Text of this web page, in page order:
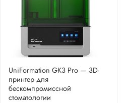
UniFormation GK3 Pro — 3D-
принтер для
бескомпромиссной
стоматологии